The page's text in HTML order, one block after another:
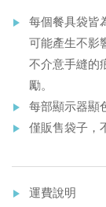
每個餐具袋皆
可能產生不影
不介意手縫的
勵。
每部顯示器顯
僅販售袋子，
運費說明